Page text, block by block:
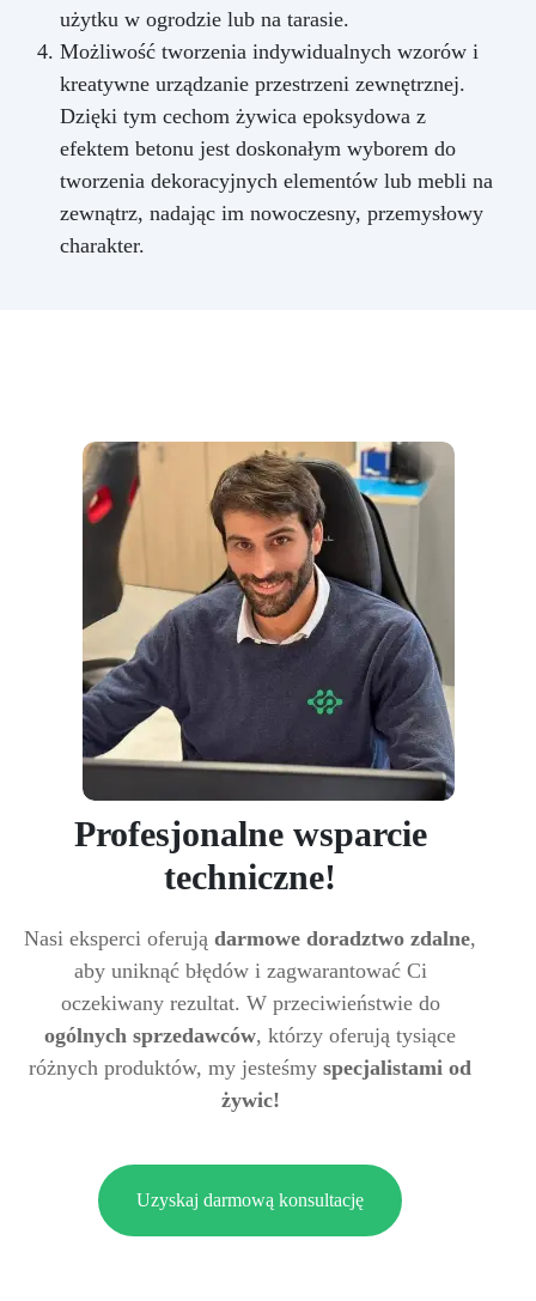
użytku w ogrodzie lub na tarasie.
Możliwość tworzenia indywidualnych wzorów i
kreatywne urządzanie przestrzeni zewnętrznej.
Dzięki tym cechom żywica epoksydowa z
efektem betonu jest doskonałym wyborem do
tworzenia dekoracyjnych elementów lub mebli na
zewnątrz, nadając im nowoczesny, przemysłowy
charakter.
Profesjonalne wsparcie
techniczne!
Nasi eksperci oferują darmowe doradztwo zdalne,
aby uniknąć błędów i zagwarantować Ci
oczekiwany rezultat. W przeciwieństwie do
ogólnych sprzedawców, którzy oferują tysiące
różnych produktów, my jesteśmy specjalistami od
żywic!
Uzyskaj darmową konsultację